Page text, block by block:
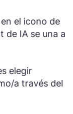
el icono de
de IA se una a
elegir
a través del